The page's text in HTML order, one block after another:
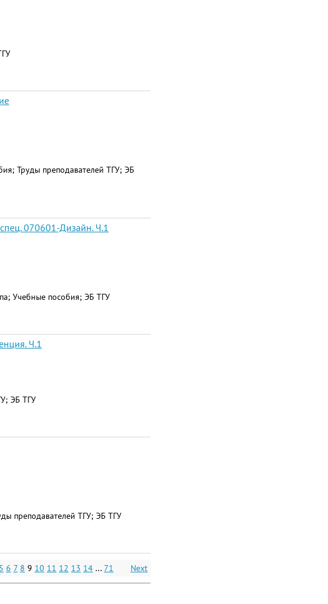
Труды преподавателей ТГУ; ЭБ
спец. 070601-Дизайн. Ч.1
Учебные пособия; ЭБ ТГУ
Ч.1
ЭБ ТГУ
преподавателей ТГУ; ЭБ ТГУ
5 6 7 8 9 10 11 12 13 14 ... 71 Next